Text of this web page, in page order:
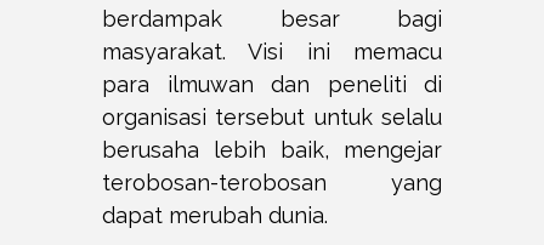
berdampak besar bagi
masyarakat. Visi ini memacu
para ilmuwan dan peneliti di
organisasi tersebut untuk selalu
berusaha lebih baik, mengejar
terobosan-terobosan yang
dapat merubah dunia.